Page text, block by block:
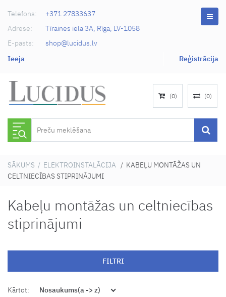
Telefons:
+371 27833637
Adrese:
Tīraines iela 3A, Rīga, LV-1058
E-pasts:
shop@lucidus.lv
Ieeja
Reģistrācija
(0) (0)
SĀKUMS / ELEKTROINSTALĀCIJA / KABEĻU MONTĀŽAS UN
CELTNIECĪBAS STIPRINĀJUMI
Kabeļu montāžas un celtniecības
stiprinājumi
FILTRI
Kārtot: Nosaukums(a -> z)